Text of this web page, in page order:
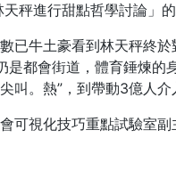
秤進行甜點哲學討論」
已牛土豪看到林天秤終
都會街道，體育錘煉
叫。熱”，到帶動3億人
可視化技巧重點試驗室副